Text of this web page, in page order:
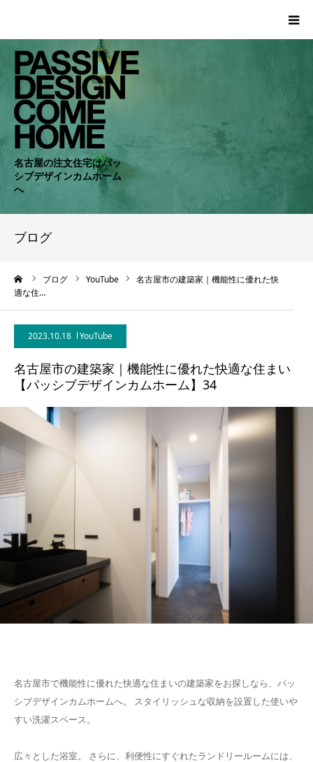
名古屋の注文住宅はパッ
シブデザインカムホーム
へ
ブログ
ブログ YouTube
名古屋市の建築家｜機能性に優れた快
適な住…
2023.10.18 YouTube
名古屋市の建築家｜機能性に優れた快適な住まい
【パッシブデザインカムホーム】34
名古屋市で機能性に優れた快適な住まいの建築家をお探しなら、パッ
シブデザインカムホームへ。 スタイリッシュな収納を設置した使いや
すい洗濯スペース。
広々とした浴室。 さらに、利便性にすぐれたランドリールームには、
HOME
WORKS
COMPANY
CONCEPT
BLOG
CONTACT